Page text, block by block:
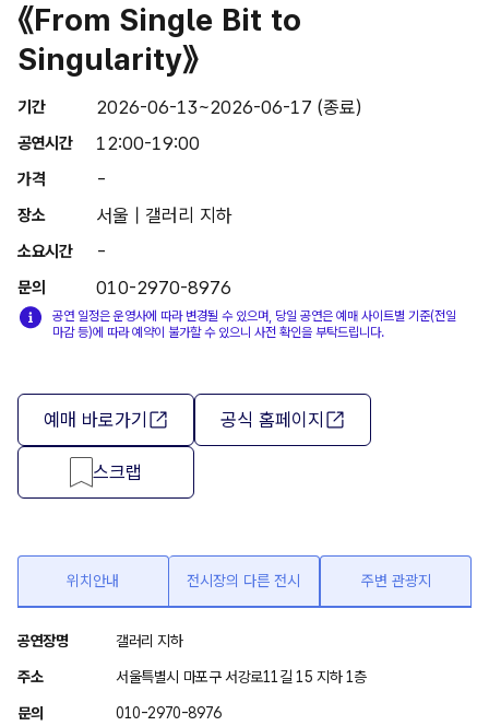
《From Single Bit to
Singularity》
기간 2026-06-13~2026-06-17 (종료)
공연시간 12:00-19:00
가격 -
장소 서울 | 갤러리 지하
소요시간 -
문의 010-2970-8976
공연 일정은 운영사에 따라 변경될 수 있으며, 당일 공연은 예매 사이트별 기준(전일
마감 등)에 따라 예약이 불가할 수 있으니 사전 확인을 부탁드립니다.
예매 바로가기 공식 홈페이지
스크랩
위치안내 전시장의 다른 전시 주변 관광지
위
치
안
공연장명 갤러리 지하
주소 서울특별시 마포구 서강로11길 15 지하 1층
문의 010-2970-8976